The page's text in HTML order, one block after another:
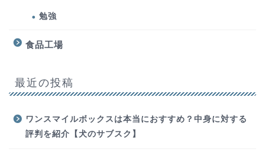
勉強
食品工場
最近の投稿
ワンスマイルボックスは本当におすすめ？中身に対する
評判を紹介【犬のサブスク】